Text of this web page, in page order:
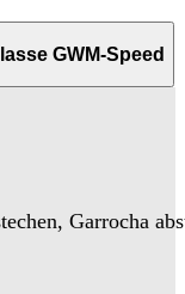
GWM-Speed
Garrocha